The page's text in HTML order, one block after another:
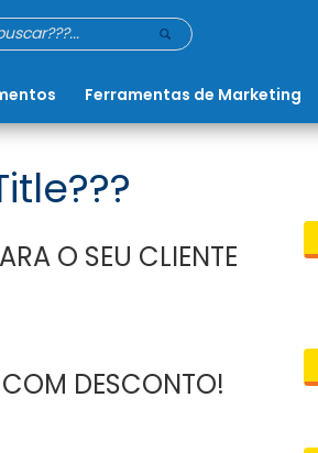
Ferramentas de Marketing
O SEU CLIENTE
DESCONTO!